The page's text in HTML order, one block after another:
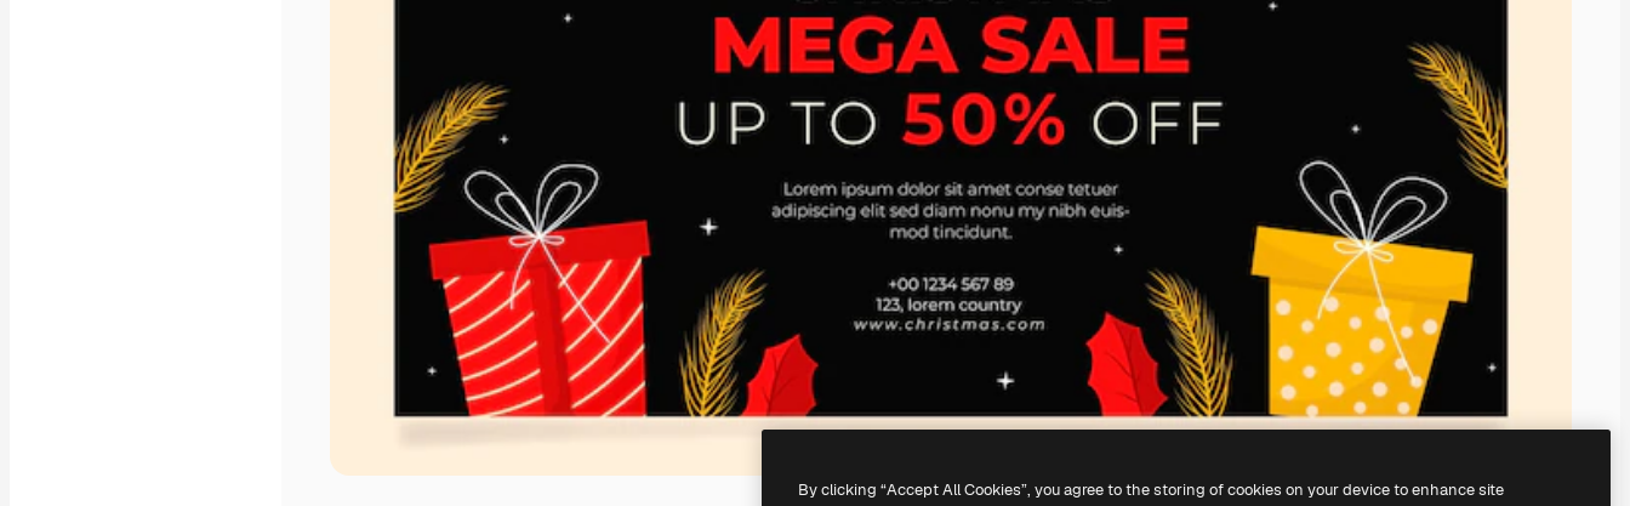
By clicking “Accept All Cookies”, you agree to the storing of cookies on your device to enhance site